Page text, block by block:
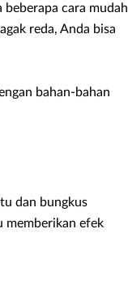
cara mudah
reda, Anda bisa
bahan-bahan
dan bungkus
memberikan efek